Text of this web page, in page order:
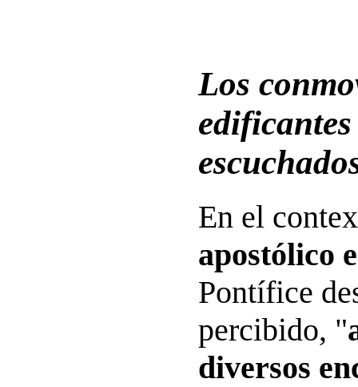
Los
En el
apostólico
Pontífice
percibido, "
diversos